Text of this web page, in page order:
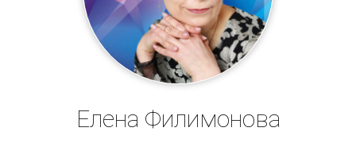
Елена Филимонова